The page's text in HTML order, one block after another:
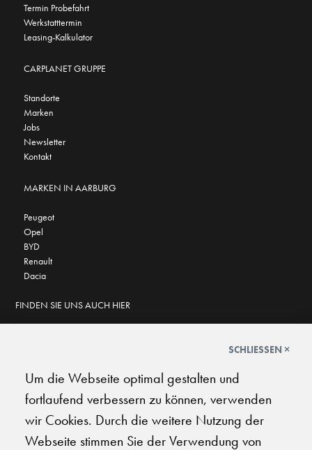
Termin Probefahrt
Werkstatttermin
Leasing-Kalkulator
CARPLANET GRUPPE
Standorte
Marken
Jobs
Newsletter
Kontakt
MARKEN IN AARBURG
Peugeot
Opel
BYD
Renault
Dacia
FINDEN SIE UNS AUCH HIER
4.6 ★★★★★
★★★★★
SCHLIESSEN ×
Um die Webseite optimal gestalten und
fortlaufend verbessern zu können, verwenden
wir Cookies. Durch die weitere Nutzung der
Webseite stimmen Sie der Verwendung von